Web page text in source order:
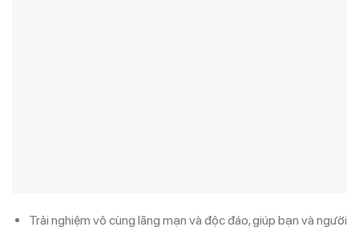
Trải nghiệm vô cùng lãng mạn và độc đáo, giúp bạn và người